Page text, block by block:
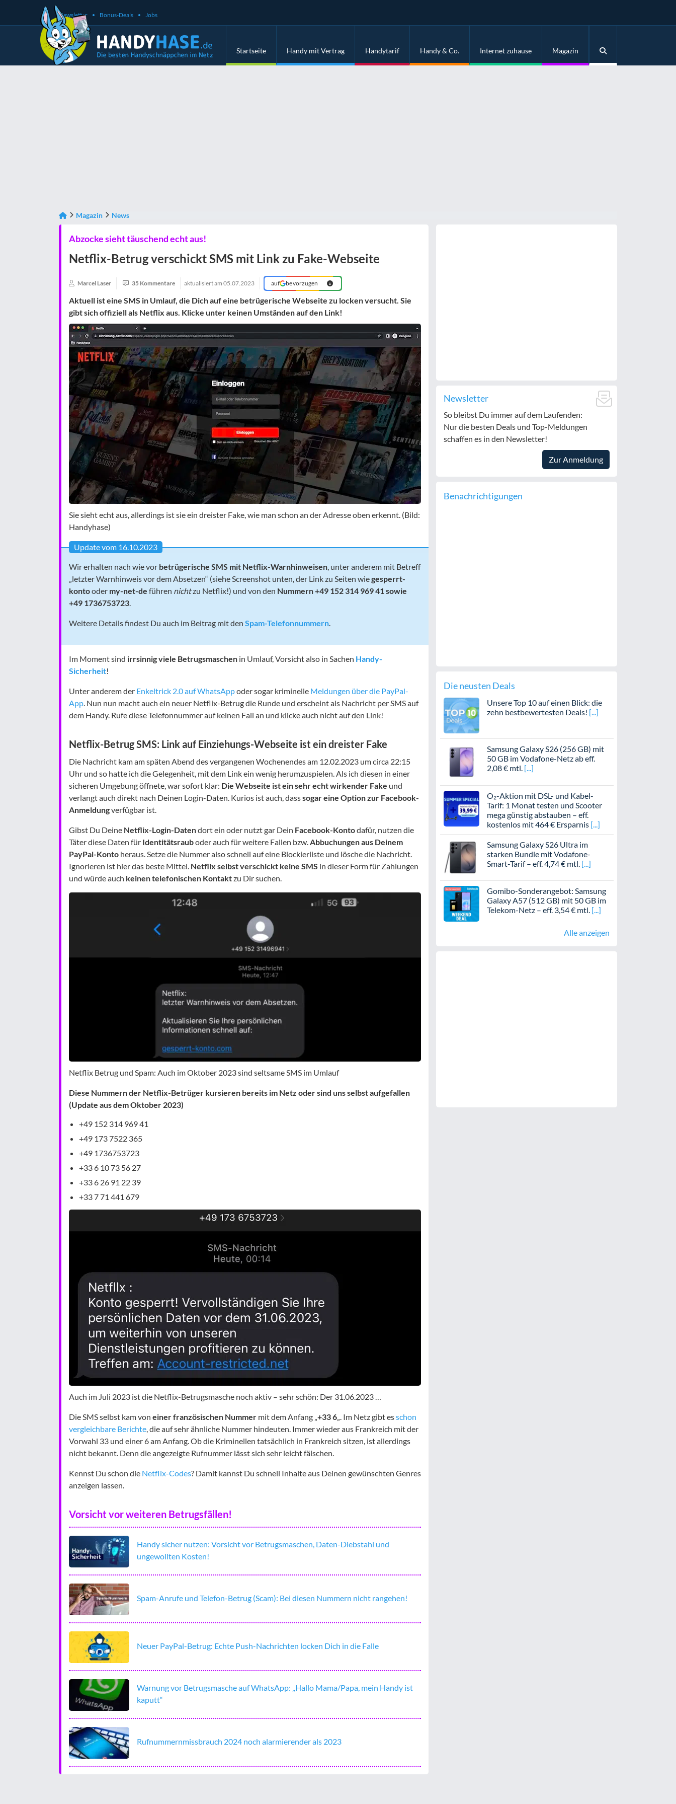
Newsletter Bonus-Deals Jobs
Startseite Handy mit Vertrag Handytarif Handy & Co. Internet zuhause Magazin
Magazin News
Abzocke sieht täuschend echt aus!
Netflix-Betrug verschickt SMS mit Link zu Fake-Webseite
Marcel Laser 35 Kommentare aktualisiert am 05.07.2023 auf bevorzugen
Aktuell ist eine SMS in Umlauf, die Dich auf eine betrügerische Webseite zu locken versucht. Sie
gibt sich offiziell als Netflix aus. Klicke unter keinen Umständen auf den Link!
Sie sieht echt aus, allerdings ist sie ein dreister Fake, wie man schon an der Adresse oben erkennt. (Bild:
Handyhase)
Update vom 16.10.2023
Wir erhalten nach wie vor betrügerische SMS mit Netflix-Warnhinweisen, unter anderem mit Betreff
„letzter Warnhinweis vor dem Absetzen“ (siehe Screenshot unten, der Link zu Seiten wiegesperrt-
kontooder my-net-de führen nichtzu Netflix!) und von den Nummern +49 152 314 969 41 sowie
+49 1736753723.
Weitere Details findest Du auch im Beitrag mit den Spam-Telefonnummern.
Im Moment sind irrsinnig viele Betrugsmaschen in Umlauf, Vorsicht also in Sachen Handy-
Sicherheit!
Unter anderem der Enkeltrick 2.0 auf WhatsAppoder sogar kriminelle Meldungen über die PayPal-
App. Nun nun macht auch ein neuer Netflix-Betrug die Runde und erscheint als Nachricht per SMS auf
dem Handy. Rufe diese Telefonnummer auf keinen Fall an und klicke auch nicht auf den Link!
Netflix-Betrug SMS: Link auf Einziehungs-Webseite ist ein dreister Fake
Die Nachricht kam am späten Abend des vergangenen Wochenendes am 12.02.2023 um circa 22:15
Uhr und so hatte ich die Gelegenheit, mit dem Link ein wenig herumzuspielen. Als ich diesen in einer
sicheren Umgebung öffnete, war sofort klar: Die Webseite ist ein sehr echt wirkender Fake und
verlangt auch direkt nach Deinen Login-Daten. Kurios ist auch, dasssogar eine Option zur Facebook-
Anmeldungverfügbar ist.
Gibst Du Deine Netflix-Login-Datendort ein oder nutzt gar Dein Facebook-Kontodafür, nutzen die
Täter diese Daten für Identitätsrauboder auch für weitere Fallen bzw.Abbuchungen aus Deinem
PayPal-Konto heraus. Setze die Nummer also schnell auf eine Blockierliste und lösche die Nachricht.
Ignorieren ist hier das beste Mittel. Netflix selbst verschickt keine SMS in dieser Form für Zahlungen
und würde auch keinen telefonischen Kontaktzu Dir suchen.
Netflix Betrug und Spam: Auch im Oktober 2023 sind seltsame SMS im Umlauf
Diese Nummern der Netflix-Betrüger kursieren bereits im Netz oder sind uns selbst aufgefallen
(Update aus dem Oktober 2023)
+49 152 314 969 41
+49 173 7522 365
+49 1736753723
+33 6 10 73 56 27
+33 6 26 91 22 39
+33 7 71 441 679
Auch im Juli 2023 ist die Netflix-Betrugsmasche noch aktiv – sehr schön: Der 31.06.2023 …
Die SMS selbst kam von einer französischen Nummer mit dem Anfang „+33 6„. Im Netz gibt esschon
vergleichbare Berichte, die auf sehr ähnliche Nummer hindeuten. Immer wieder aus Frankreich mit der
Vorwahl 33 und einer 6 am Anfang. Ob die Kriminellen tatsächlich in Frankreich sitzen, ist allerdings
nicht bekannt. Denn die angezeigte Rufnummer lässt sich sehr leicht fälschen.
Kennst Du schon die Netflix-Codes? Damit kannst Du schnell Inhalte aus Deinen gewünschten Genres
anzeigen lassen.
Vorsicht vor weiteren Betrugsfällen!
Handy sicher nutzen: Vorsicht vor Betrugsmaschen, Daten-Diebstahl und
ungewollten Kosten!
Spam-Anrufe und Telefon-Betrug (Scam): Bei diesen Nummern nicht rangehen!
Neuer PayPal-Betrug: Echte Push-Nachrichten locken Dich in die Falle
Warnung vor Betrugsmasche auf WhatsApp: „Hallo Mama/Papa, mein Handy ist
kaputt“
Rufnummernmissbrauch 2024 noch alarmierender als 2023
Newsletter
So bleibst Du immer auf dem Laufenden:
Nur die besten Deals und Top-Meldungen
schaffen es in den Newsletter!
Zur Anmeldung
Benachrichtigungen
Die neusten Deals
Unsere Top 10 auf einen Blick: die
zehn bestbewertesten Deals!
Samsung Galaxy S26 (256 GB) mit
50 GB im Vodafone-Netz ab eff.
2,08 € mtl.
O₂-Aktion mit DSL- und Kabel-
Tarif: 1 Monat testen und Scooter
mega günstig abstauben – eff.
kostenlos mit 464 € Ersparnis
Samsung Galaxy S26 Ultra im
starken Bundle mit Vodafone-
Smart-Tarif – eff. 4,74 € mtl.
Gomibo-Sonderangebot: Samsung
Galaxy A57 (512 GB) mit 50 GB im
Telekom-Netz – eff. 3,54 € mtl.
Alle anzeigen